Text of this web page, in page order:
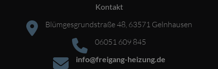
Kontakt
Blümgesgrundstraße 48, 63571 Gelnhausen
06051 609 845
info@freigang-heizung.de